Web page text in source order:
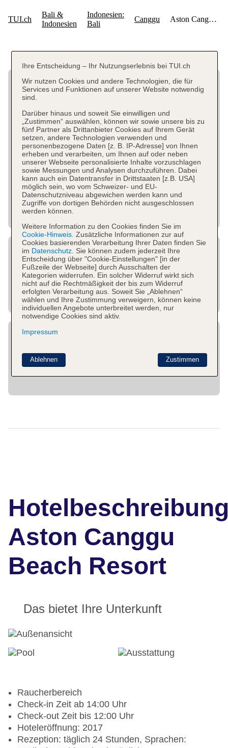
Aston Canggu
Beach Resort
Das bietet Ihre Unterkunft
Raucherbereich
Check-in Zeit ab 14:00 Uhr
Check-out Zeit bis 12:00 Uhr
Hoteleröffnung: 2017
Rezeption: täglich 24 Stunden, Sprachen:
Ihre Entscheidung – Ihr Nutzungserlebnis bei TUI.ch
Wir nutzen Cookies und andere Technologien, die für
Services und Funktionen auf unserer Website notwendig
sind.
Darüber hinaus und soweit Sie einwilligen und
„Zustimmen“ auswählen, können wir sowie unsere bis zu
fünf Partner als Drittanbieter Cookies auf Ihrem Gerät
setzen, andere Technologien verwenden und
personenbezogene Daten [z. B. IP-Adresse] von Ihnen
erheben und verarbeiten, um Ihnen auf oder neben
unserer Webseite personalisierte Inhalte vorzuschlagen
sowie Messungen und Analysen durchzuführen. Dabei
kann auch ein Datentransfer in Drittstaaten [z.B. USA]
möglich sein, wo vom Schweizer- und EU-
Datenschutzniveau abgewichen werden kann und
Zugriffe von dortigen Behörden nicht ausgeschlossen
werden können.
Weitere Information zu den Cookies finden Sie im
Cookie-Hinweis. Zusätzliche Informationen zur auf
Cookies basierenden Verarbeitung Ihrer Daten finden Sie
im Datenschutz. Sie können zudem jederzeit Ihre
Entscheidung über "Cookie-Einstellungen" [in der
Fußzeile der Webseite] durch Ausschalten der
Kategorien widerrufen. Ein solcher Widerruf wirkt sich
nicht auf die Rechtmäßigkeit der bis zum Widerruf
erfolgten Verarbeitung aus. Soweit Sie „Ablehnen“
wählen und Ihre Zustimmung verweigern, können keine
individuellen Angebote unterbreitet werden, nur
notwendige Cookies sind aktiv.
Impressum
Zustimmen
Ablehnen